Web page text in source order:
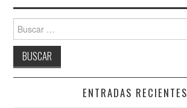
ENTRADAS RECIENTES